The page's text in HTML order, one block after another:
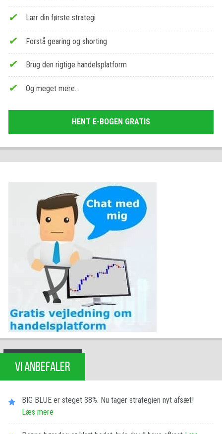
Lær din første strategi
Forstå gearing og shorting
Brug den rigtige handelsplatform
Og meget mere…
HENT E-BOGEN GRATIS
VI ANBEFALER
BIG BLUE er steget 38%. Nu tager strategien nyt afsæt!
Læs mere